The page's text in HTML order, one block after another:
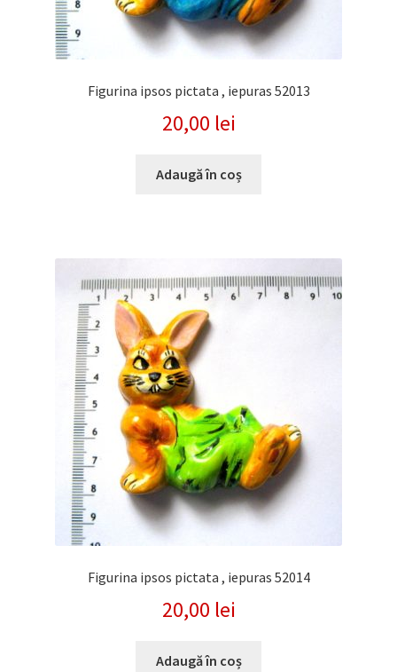
Figurina ipsos pictata , iepuras 52013
20,00 lei
Adaugă în coș
Figurina ipsos pictata , iepuras 52014
20,00 lei
Adaugă în coș